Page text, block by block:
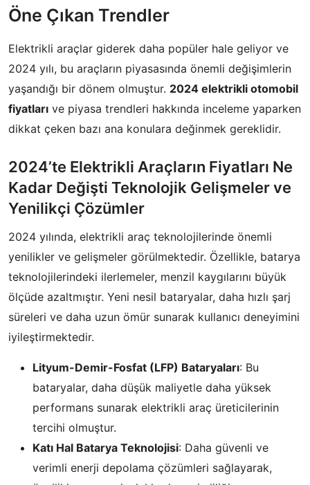
Öne Çıkan Trendler
Elektrikli araçlar giderek daha popüler hale geliyor ve
2024 yılı, bu araçların piyasasında önemli değişimlerin
yaşandığı bir dönem olmuştur. 2024 elektrikli otomobil
fiyatları ve piyasa trendleri hakkında inceleme yaparken
dikkat çeken bazı ana konulara değinmek gereklidir.
2024’te Elektrikli Araçların Fiyatları Ne
Kadar Değişti Teknolojik Gelişmeler ve
Yenilikçi Çözümler
2024 yılında, elektrikli araç teknolojilerinde önemli
yenilikler ve gelişmeler görülmektedir. Özellikle, batarya
teknolojilerindeki ilerlemeler, menzil kaygılarını büyük
ölçüde azaltmıştır. Yeni nesil bataryalar, daha hızlı şarj
süreleri ve daha uzun ömür sunarak kullanıcı deneyimini
iyileştirmektedir.
Lityum-Demir-Fosfat (LFP) Bataryaları: Bu
bataryalar, daha düşük maliyetle daha yüksek
performans sunarak elektrikli araç üreticilerinin
tercihi olmuştur.
Katı Hal Batarya Teknolojisi: Daha güvenli ve
verimli enerji depolama çözümleri sağlayarak,